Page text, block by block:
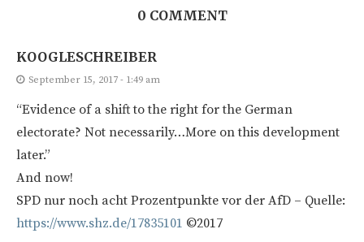
0 COMMENT
KOOGLESCHREIBER
September 15, 2017 - 1:49 am
“Evidence of a shift to the right for the German
electorate? Not necessarily…More on this development
later.”
And now!
SPD nur noch acht Prozentpunkte vor der AfD – Quelle:
https://www.shz.de/17835101 ©2017